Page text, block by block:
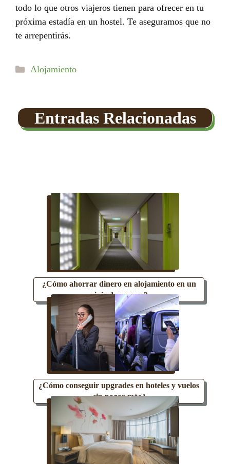
todo lo que otros viajeros tienen para ofrecer en tu
próxima estadía en un hostel. Te aseguramos que no
te arrepentirás.
Categorías
Alojamiento
Entradas Relacionadas
¿Cómo ahorrar dinero en alojamiento en un
viaje de un mes?
¿Cómo conseguir upgrades en hoteles y vuelos
sin pagar más?